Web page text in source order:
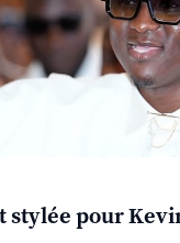
stylée pour